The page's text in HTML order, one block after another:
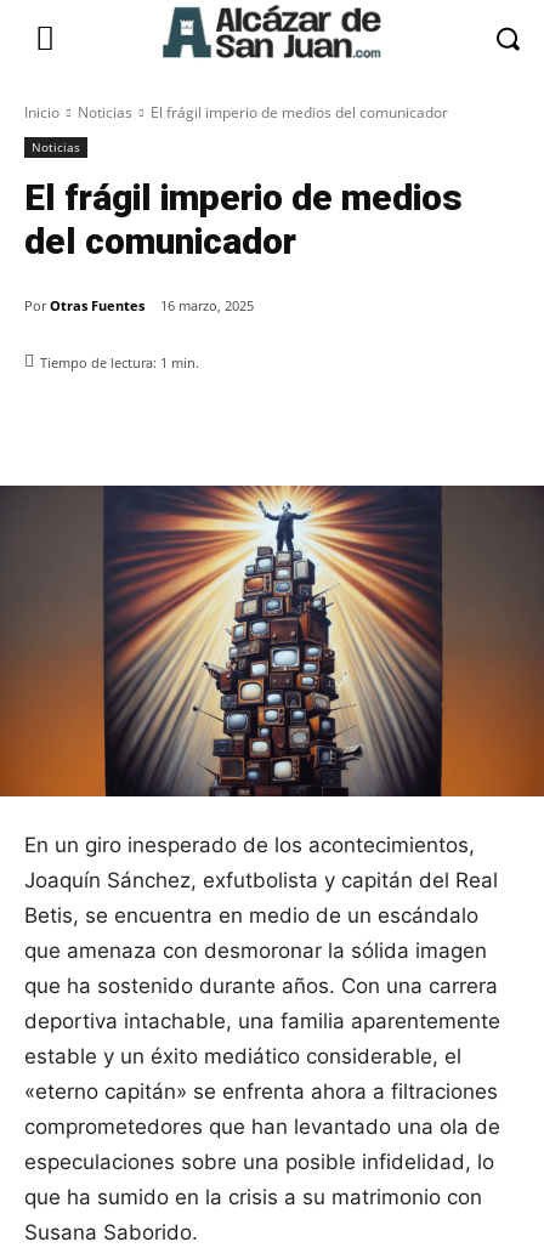
Inicio Noticias El frágil imperio de medios del comunicador
Noticias
El frágil imperio de medios
del comunicador
Por Otras Fuentes 16 marzo, 2025
Tiempo de lectura: 1 min.
En un giro inesperado de los acontecimientos,
Joaquín Sánchez, exfutbolista y capitán del Real
Betis, se encuentra en medio de un escándalo
que amenaza con desmoronar la sólida imagen
que ha sostenido durante años. Con una carrera
deportiva intachable, una familia aparentemente
estable y un éxito mediático considerable, el
«eterno capitán» se enfrenta ahora a filtraciones
comprometedores que han levantado una ola de
especulaciones sobre una posible infidelidad, lo
que ha sumido en la crisis a su matrimonio con
Susana Saborido.